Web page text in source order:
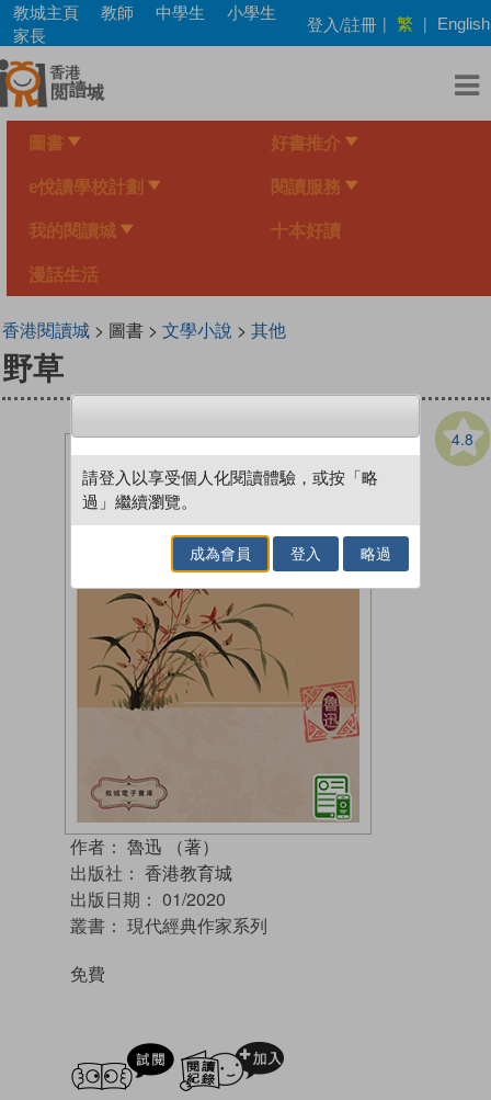
Skip
main
content
教城主頁 教師 中學生
小學生
家長
登入/註冊 | 繁 | English
圖書 好書推介
e悅讀學校計劃 閱讀服務
我的閱讀城 十本好讀
漫話生活
香港閱讀城> 圖書 > 文學小說 > 其他
野草
4.8
作者： 魯迅 （著）
出版社： 香港教育城
出版日期： 01/2020
叢書： 現代經典作家系列
免費
試閲
請登入以享受個人化閱讀體驗，或按「略
過」繼續瀏覽。
成為會員 登入 略過